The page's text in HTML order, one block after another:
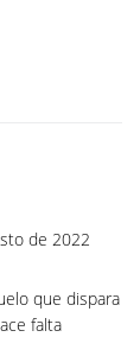
de 2022
que dispara
falta